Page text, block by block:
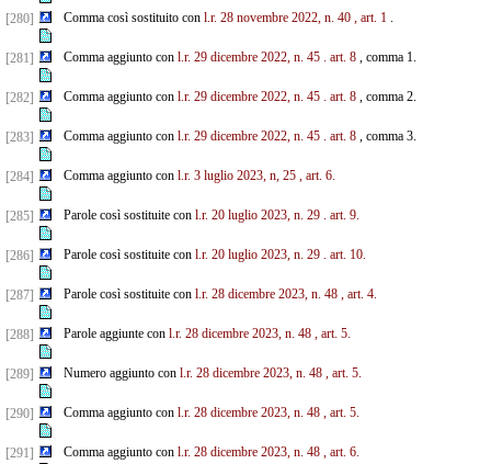
[280] Comma così sostituito con l.r. 28 novembre 2022, n. 40 , art. 1.
[281] Comma aggiunto con l.r. 29 dicembre 2022, n. 45 . art. 8, comma 1.
[282] Comma aggiunto con l.r. 29 dicembre 2022, n. 45 . art. 8, comma 2.
[283] Comma aggiunto con l.r. 29 dicembre 2022, n. 45 . art. 8, comma 3.
[284] Comma aggiunto con l.r. 3 luglio 2023, n, 25 , art. 6.
[285] Parole così sostituite con l.r. 20 luglio 2023, n. 29 . art. 9.
[286] Parole così sostituite con l.r. 20 luglio 2023, n. 29 . art. 10.
[287] Parole così sostituite con l.r. 28 dicembre 2023, n. 48 , art. 4.
[288] Parole aggiunte con l.r. 28 dicembre 2023, n. 48 , art. 5.
[289] Numero aggiunto con l.r. 28 dicembre 2023, n. 48 , art. 5.
[290] Comma aggiunto con l.r. 28 dicembre 2023, n. 48 , art. 5.
[291] Comma aggiunto con l.r. 28 dicembre 2023, n. 48 , art. 6.